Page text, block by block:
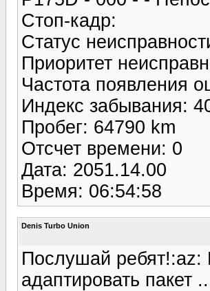
Стоп-кадр:
Статус
Приоритет
Частота появления
Индекс забывания:
Пробег: 64790 km
Отсчет времени: 0
Дата: 2051.14.00
Время: 06:54:58
Denis Turbo Union
Послушай ребят!:az:
адаптировать пакет ..